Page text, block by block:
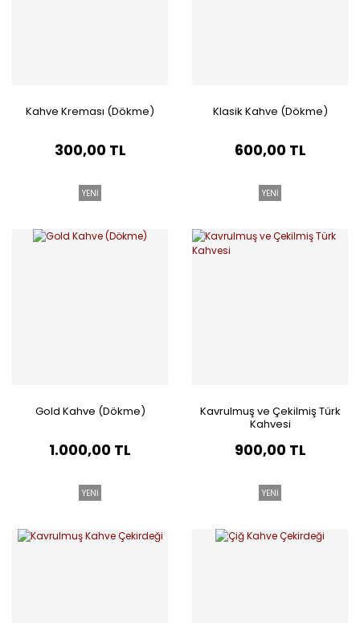
Kahve Kreması (Dökme)
300,00 TL
YENİ
Klasik Kahve (Dökme)
600,00 TL
YENİ
Gold Kahve (Dökme)
1.000,00 TL
YENİ
Kavrulmuş ve Çekilmiş Türk
Kahvesi
900,00 TL
YENİ